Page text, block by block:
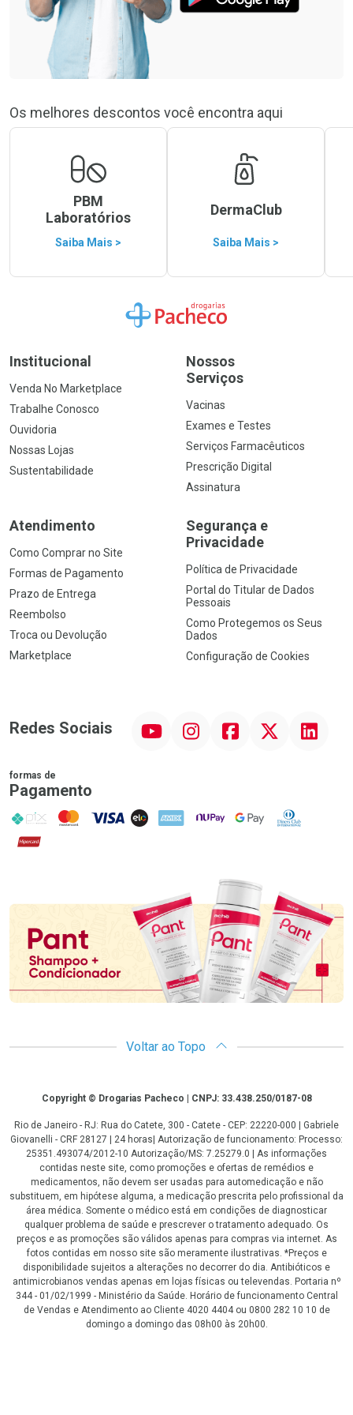
Os melhores descontos você encontra aqui
PBM
Laboratórios
Saiba Mais >
DermaClub
Saiba Mais >
Ir para a Home
Institucional
Venda No Marketplace
Trabalhe Conosco
Ouvidoria
Nossas Lojas
Sustentabilidade
Nossos
Serviços
Vacinas
Exames e Testes
Serviços Farmacêuticos
Prescrição Digital
Assinatura
Atendimento
Como Comprar no Site
Formas de Pagamento
Prazo de Entrega
Reembolso
Troca ou Devolução
Marketplace
Segurança e
Privacidade
Política de Privacidade
Portal do Titular de Dados
Pessoais
Como Protegemos os Seus
Dados
Configuração de Cookies
Redes Sociais InstagramFacebook Linkedin
formas de
Pagamento
PIX MasterCard
VISA ELO AMEX NuPay Google PayDiners Club
Hipercard
Promoção em Destaque
Voltar ao Topo
CopyrightCopyright © Drogarias Pacheco | CNPJ: 33.438.250/0187-08
Rio de Janeiro - RJ: Rua do Catete, 300 - Catete - CEP: 22220-000 | Gabriele
Giovanelli - CRF 28127 | 24 horas| Autorização de funcionamento: Processo:
25351.493074/2012-10 Autorização/MS: 7.25279.0 | As informações
contidas neste site, como promoções e ofertas de remédios e
medicamentos, não devem ser usadas para automedicação e não
substituem, em hipótese alguma, a medicação prescrita pelo profissional da
área médica. Somente o médico está em condições de diagnosticar
qualquer problema de saúde e prescrever o tratamento adequado. Os
preços e as promoções são válidos apenas para compras via internet. As
fotos contidas em nosso site são meramente ilustrativas. *Preços e
disponibilidade sujeitos a alterações no decorrer do dia. Antibióticos e
antimicrobianos vendas apenas em lojas físicas ou televendas. Portaria nº
344 - 01/02/1999 - Ministério da Saúde. Horário de funcionamento Central
de Vendas e Atendimento ao Cliente 4020 4404 ou 0800 282 10 10 de
domingo a domingo das 08h00 às 20h00.